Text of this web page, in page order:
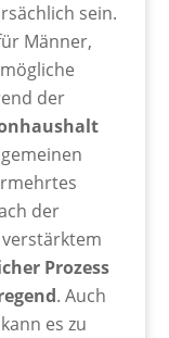
sein.
Männer,
der
der
Prozess
. Auch
es zu